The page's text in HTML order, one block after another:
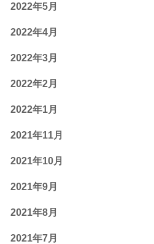
2022年5月
2022年4月
2022年3月
2022年2月
2022年1月
2021年11月
2021年10月
2021年9月
2021年8月
2021年7月